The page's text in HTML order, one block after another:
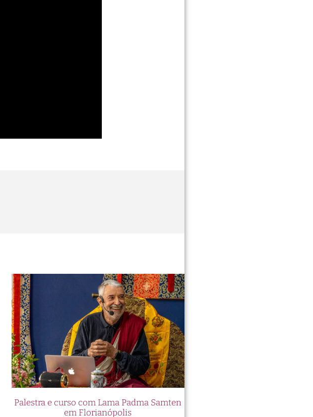
Palestra e curso com Lama Padma Samten
em Florianópolis